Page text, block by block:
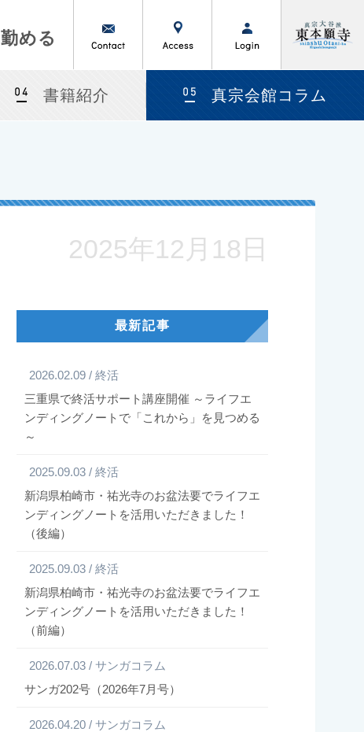
勤める
書籍紹介 真宗会館コラム
2025年12月18日
最新記事
2026.02.09 / 終活
三重県で終活サポート講座開催 ～ライフエ
ンディングノートで「これから」を見つめる
～
2025.09.03 / 終活
新潟県柏崎市・祐光寺のお盆法要でライフエ
ンディングノートを活用いただきました！
（後編）
2025.09.03 / 終活
新潟県柏崎市・祐光寺のお盆法要でライフエ
ンディングノートを活用いただきました！
（前編）
2026.07.03 / サンガコラム
サンガ202号（2026年7月号）
2026.04.20 / サンガコラム